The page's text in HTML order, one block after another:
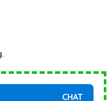
CHAT